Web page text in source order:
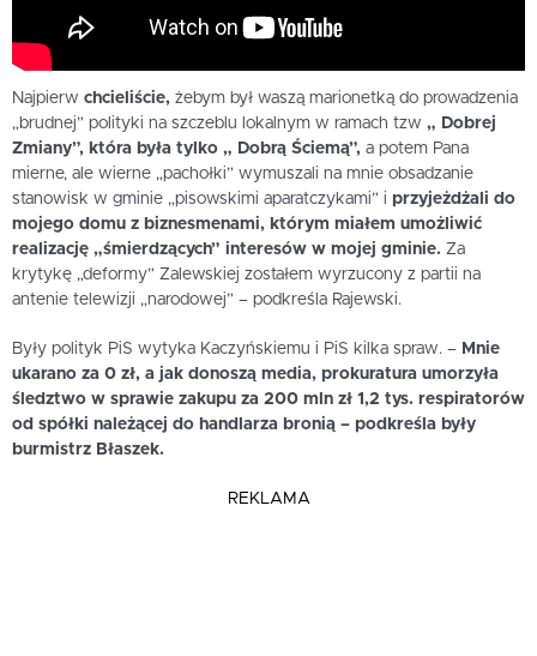
Najpierw chcieliście, żebym był waszą marionetką do prowadzenia
„brudnej” polityki na szczeblu lokalnym w ramach tzw „ Dobrej
Zmiany”, która była tylko „ Dobrą Ściemą”, a potem Pana
mierne, ale wierne „pachołki” wymuszali na mnie obsadzanie
stanowisk w gminie „pisowskimi aparatczykami” i przyjeżdżali do
mojego domu z biznesmenami, którym miałem umożliwić
realizację „śmierdzących” interesów w mojej gminie. Za
krytykę „deformy” Zalewskiej zostałem wyrzucony z partii na
antenie telewizji „narodowej” – podkreśla Rajewski.
Były polityk PiS wytyka Kaczyńskiemu i PiS kilka spraw. – Mnie
ukarano za 0 zł, a jak donoszą media, prokuratura umorzyła
śledztwo w sprawie zakupu za 200 mln zł 1,2 tys. respiratorów
od spółki należącej do handlarza bronią – podkreśla były
burmistrz Błaszek.
REKLAMA